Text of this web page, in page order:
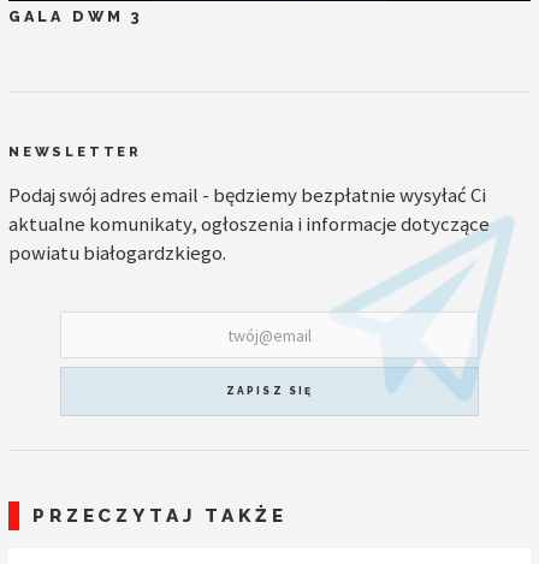
GALA DWM 3
NEWSLETTER
Podaj swój adres email - będziemy bezpłatnie wysyłać Ci
aktualne komunikaty, ogłoszenia i informacje dotyczące
powiatu białogardzkiego.
ZAPISZ SIĘ
PRZECZYTAJ TAKŻE